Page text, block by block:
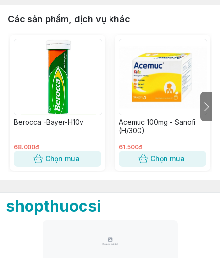
Các sản phẩm, dịch vụ khác
Berocca -Bayer-H10v
68.000đ
Chọn mua
Acemuc 100mg - Sanofi
(H/30G)
61.500đ
Chọn mua
shopthuocsi